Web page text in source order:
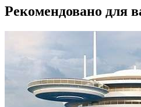
Рекомендовано для